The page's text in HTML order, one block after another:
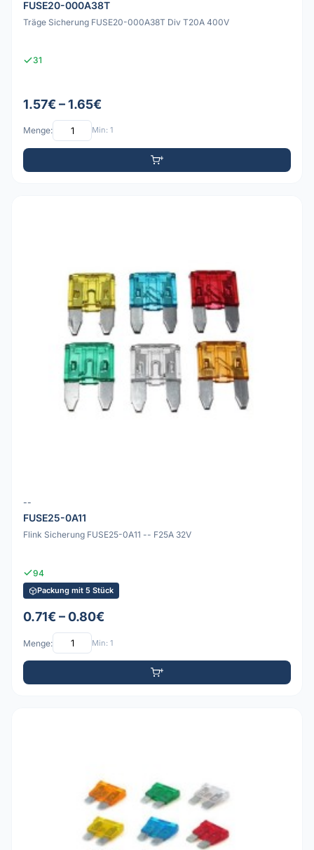
FUSE20-000A38T
Träge Sicherung FUSE20-000A38T Div T20A 400V
31
1.57€ – 1.65€
Menge: Min: 1
--
FUSE25-0A11
Flink Sicherung FUSE25-0A11 -- F25A 32V
94
Packung mit 5 Stück
0.71€ – 0.80€
Menge: Min: 1